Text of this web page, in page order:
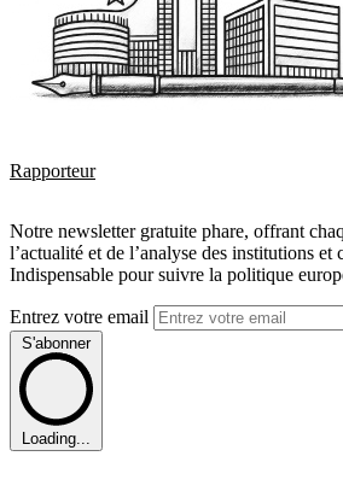
Rapporteur
Notre newsletter gratuite phare, offrant
l’actualité et de l’analyse des institutions et
Indispensable pour suivre la politique
Entrez votre email
S'abonner
Loading...